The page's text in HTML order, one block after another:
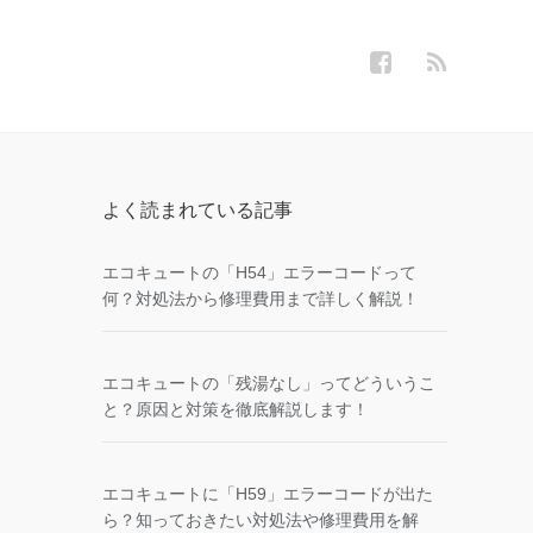
よく読まれている記事
エコキュートの「H54」エラーコードって
何？対処法から修理費用まで詳しく解説！
エコキュートの「残湯なし」ってどういうこ
と？原因と対策を徹底解説します！
エコキュートに「H59」エラーコードが出た
ら？知っておきたい対処法や修理費用を解